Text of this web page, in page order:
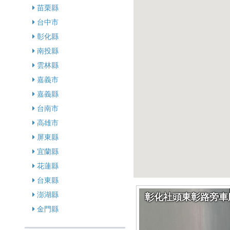
苗栗縣
台中市
彰化縣
南投縣
雲林縣
嘉義市
嘉義縣
台南市
高雄市
屏東縣
宜蘭縣
花蓮縣
台東縣
澎湖縣
金門縣
彰化社頭東彰路旁